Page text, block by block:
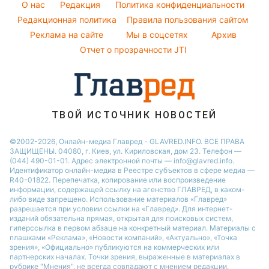
Напитки
Праздничное меню
Погода на завтра
Пылевая буря
O нас Редакция
Политика конфиденциальности
Редакционная политика
Правила пользования сайтом
Реклама на сайте
Мы в соцсетях
Архив
Отчет о прозрачности JTI
ТВОЙ ИСТОЧНИК НОВОСТЕЙ
©2002-2026, Онлайн-медиа Главред - GLAVRED.INFO. ВСЕ ПРАВА
ЗАЩИЩЕНЫ. 04080, г. Киев, ул. Кириловская, дом 23. Телефон —
(044) 490-01-01. Адрес электронной почты — info@glavred.info.
Идентификатор онлайн-медиа в Реестре cубъектов в сфере медиа —
R40-01822. Перепечатка, копирование или воспроизведение
информации, содержащей ссылку на агенство ГЛАВРЕД, в каком-
либо виде запрещено. Использование материалов «Главред»
разрешается при условии ссылки на «Главред». Для интернет-
изданий обязательна прямая, открытая для поисковых систем,
гиперссылка в первом абзаце на конкретный материал. Материалы с
плашками «Реклама», «Новости компаний», «Актуально», «Точка
зрения», «Официально» публикуются на коммерческих или
партнерских началах. Точки зрения, выраженные в материалах в
рубрике "Мнения", не всегда совпадают с мнением редакции.